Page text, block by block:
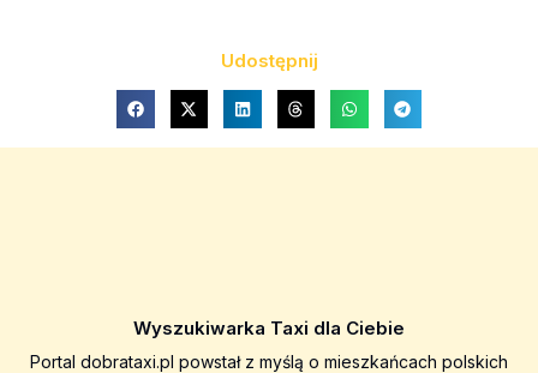
Udostępnij
Wyszukiwarka Taxi dla Ciebie
Portal dobrataxi.pl powstał z myślą o mieszkańcach polskich